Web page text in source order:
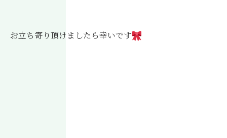
お立ち寄り頂けましたら幸いです